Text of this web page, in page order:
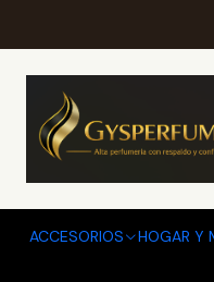
ACCESORIOS HOGAR Y
Cómo